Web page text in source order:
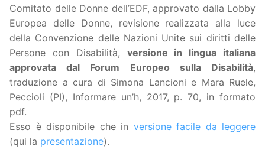
Comitato delle Donne dell’EDF, approvato dalla Lobby
Europea delle Donne, revisione realizzata alla luce
della Convenzione delle Nazioni Unite sui diritti delle
Persone con Disabilità, versione in lingua italiana
approvata dal Forum Europeo sulla Disabilità,
traduzione a cura di Simona Lancioni e Mara Ruele,
Peccioli (PI), Informare un’h, 2017, p. 70, in formato
pdf.
Esso è disponibile che in versione facile da leggere
(qui la presentazione).